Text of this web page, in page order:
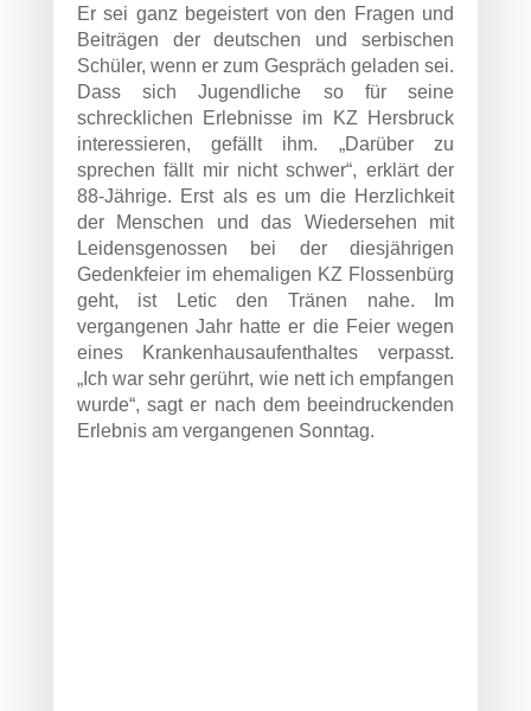
Er sei ganz begeistert von den Fragen und
Beiträgen der deutschen und serbischen
Schüler, wenn er zum Gespräch geladen sei.
Dass sich Jugendliche so für seine
schrecklichen Erlebnisse im KZ Hersbruck
interessieren, gefällt ihm. „Darüber zu
sprechen fällt mir nicht schwer“, erklärt der
88-Jährige. Erst als es um die Herzlichkeit
der Menschen und das Wiedersehen mit
Leidensgenossen bei der diesjährigen
Gedenkfeier im ehemaligen KZ Flossenbürg
geht, ist Letic den Tränen nahe. Im
vergangenen Jahr hatte er die Feier wegen
eines Krankenhausaufenthaltes verpasst.
„Ich war sehr gerührt, wie nett ich empfangen
wurde“, sagt er nach dem beeindruckenden
Erlebnis am vergangenen Sonntag.